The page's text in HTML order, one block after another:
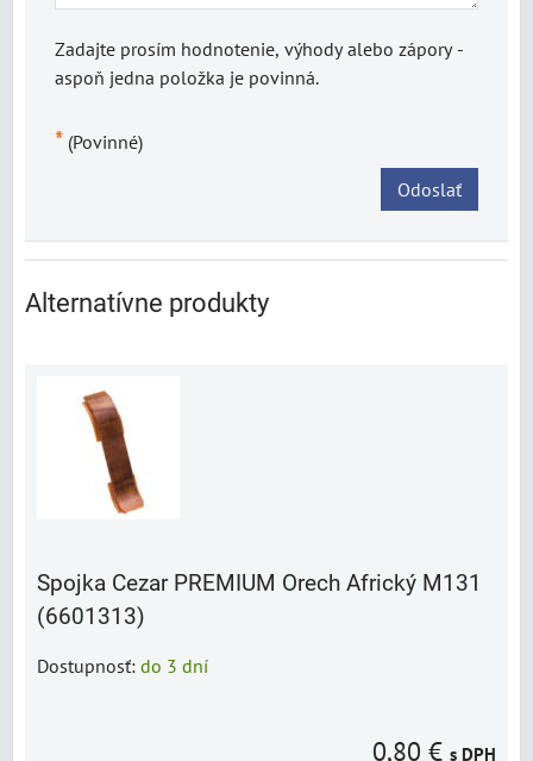
Zadajte prosím hodnotenie, výhody alebo zápory -
aspoň jedna položka je povinná.
* (Povinné)
Odoslať
Alternatívne produkty
Spojka Cezar PREMIUM Orech Africký M131
(6601313)
Dostupnosť: do 3 dní
0,80 € s DPH